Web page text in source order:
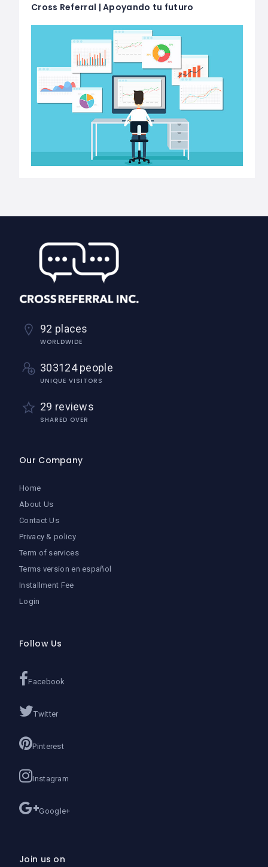
Cross Referral | Apoyando tu futuro
92 places
WORLDWIDE
303124 people
UNIQUE VISITORS
29 reviews
SHARED OVER
Our Company
Home
About Us
Contact Us
Privacy & policy
Term of services
Terms version en español
Installment Fee
Login
Follow Us
Facebook
Twitter
Pinterest
Instagram
Google+
Join us on